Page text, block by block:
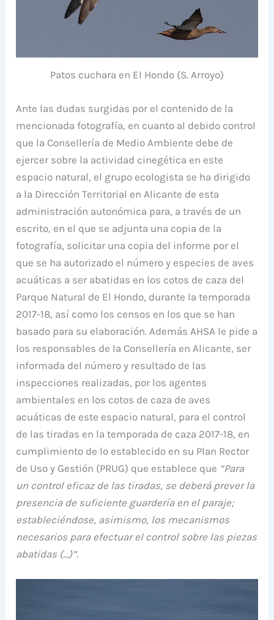
Patos cuchara en El Hondo (S. Arroyo)
Ante las dudas surgidas por el contenido de la
mencionada fotografía, en cuanto al debido control
que la Consellería de Medio Ambiente debe de
ejercer sobre la actividad cinegética en este
espacio natural, el grupo ecologista se ha dirigido
a la Dirección Territorial en Alicante de esta
administración autonómica para, a través de un
escrito, en el que se adjunta una copia de la
fotografía, solicitar una copia del informe por el
que se ha autorizado el número y especies de aves
acuáticas a ser abatidas en los cotos de caza del
Parque Natural de El Hondo, durante la temporada
2017-18, así como los censos en los que se han
basado para su elaboración. Además AHSA le pide a
los responsables de la Consellería en Alicante, ser
informada del número y resultado de las
inspecciones realizadas, por los agentes
ambientales en los cotos de caza de aves
acuáticas de este espacio natural, para el control
de las tiradas en la temporada de caza 2017-18, en
cumplimiento de lo establecido en su Plan Rector
de Uso y Gestión (PRUG) que establece que “Para
un control eficaz de las tiradas, se deberá prever la
presencia de suficiente guardería en el paraje;
estableciéndose, asimismo, los mecanismos
necesarios para efectuar el control sobre las piezas
abatidas (…)”.